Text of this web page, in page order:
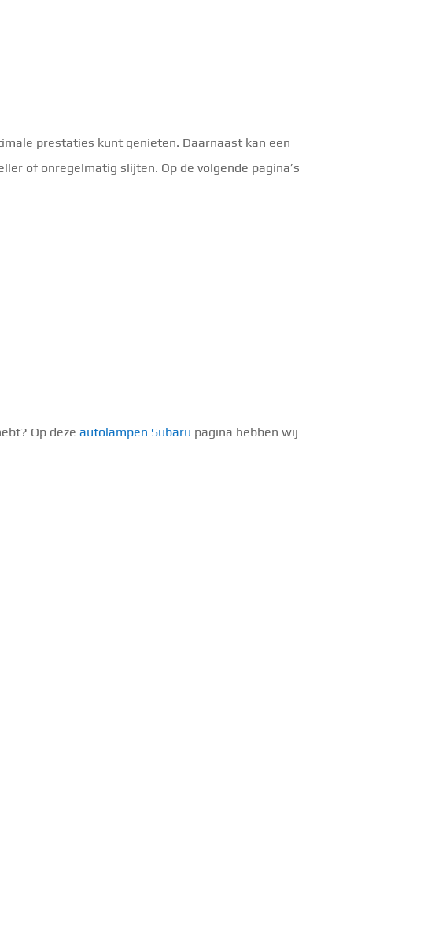
prestaties kunt genieten. Daarnaast kan een
of onregelmatig slijten. Op de volgende pagina’s
Op dezeautolampen Subaru pagina hebben wij